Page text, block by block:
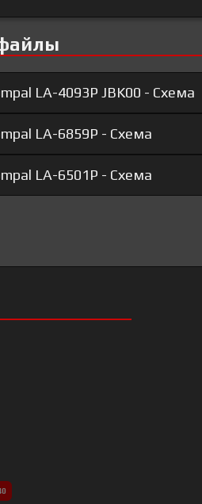
LA-4093P JBK00 - Схема
LA-6859P - Схема
LA-6501P - Схема